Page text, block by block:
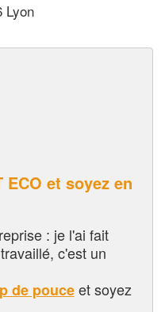
Lyon
ECO et soyez en
: je l'ai fait
c'est un
de pouceet soyez